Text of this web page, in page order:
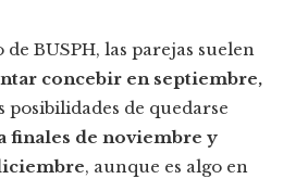
BUSPH, las parejas suelen
concebir en septiembre,
posibilidades de quedarse
finales de noviembre y
, aunque es algo en